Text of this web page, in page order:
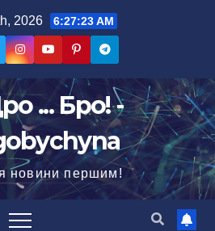
2026 6:27:24 AM
... Бро! -
новини першим!